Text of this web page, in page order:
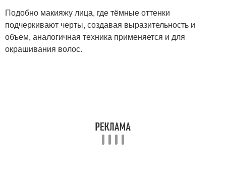
Подобно макияжу лица, где тёмные оттенки
подчеркивают черты, создавая выразительность и
объем, аналогичная техника применяется и для
окрашивания волос.